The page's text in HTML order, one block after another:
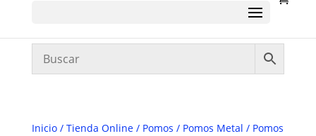
Inicio/ Tienda Online/ Pomos / Pomos Metal / Pomos